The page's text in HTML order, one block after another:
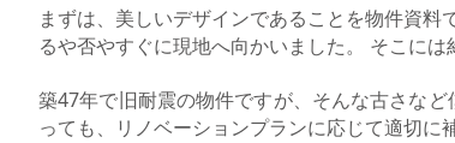
まずは、美しいデザインであることを物件資
るや否やすぐに現地へ向かいました。 そこに
築47年で旧耐震の物件ですが、そんな古さな
っても、リノベーションプランに応じて適切に